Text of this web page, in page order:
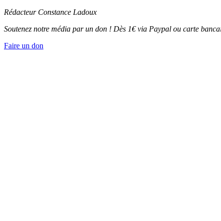
Rédacteur Constance Ladoux
Soutenez notre média par un don ! Dès 1€ via Paypal ou carte
Faire un don